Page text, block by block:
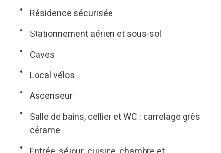
Résidence sécurisée
Stationnement aérien et sous-sol
Caves
Local vélos
Ascenseur
Salle de bains, cellier et WC : carrelage grès
cérame